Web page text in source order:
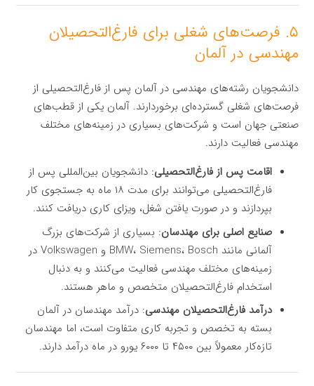
۵. فرصت‌های شغلی برای فارغ‌التحصیلان
مهندسی در آلمان
دانشجویان رشته‌های مهندسی در آلمان پس از فارغ‌التحصیلی از
فرصت‌های شغلی گسترده‌ای برخوردارند. آلمان یکی از قطب‌های
صنعتی جهان است و شرکت‌های بسیاری در زمینه‌های مختلف
مهندسی فعالیت دارند.
اقامت پس از فارغ‌التحصیلی: دانشجویان بین‌المللی پس از
فارغ‌التحصیلی می‌توانند برای مدت ۱۸ ماه به جستجوی کار
بپردازند و در صورت یافتن شغل، ویزای کاری دریافت کنند.
صنایع اصلی برای مهندسان: بسیاری از شرکت‌های بزرگ
آلمانی مانند BMW، Siemens، Bosch و Volkswagen در
زمینه‌های مختلف مهندسی فعالیت می‌کنند و به دنبال
استخدام فارغ‌التحصیلان متخصص و ماهر هستند.
درآمد فارغ‌التحصیلان مهندسی: درآمد مهندسان در آلمان
بسته به تخصص و تجربه کاری متفاوت است، اما مهندسان
تازه‌کار معمولاً بین ۴۵۰۰ تا ۶۰۰۰ یورو در ماه درآمد دارند.